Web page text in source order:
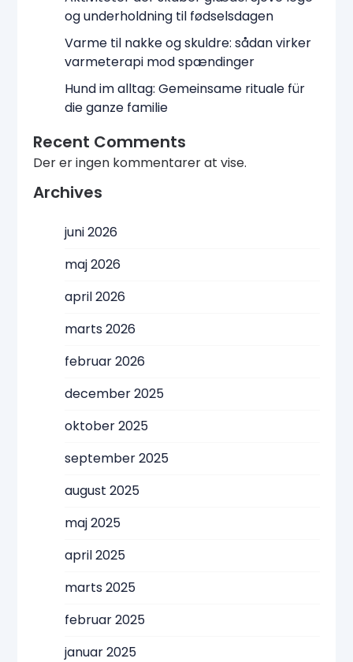
og underholdning til fødselsdagen
Varme til nakke og skuldre: sådan virker
varmeterapi mod spændinger
Hund im alltag: Gemeinsame rituale für
die ganze familie
Recent Comments
Der er ingen kommentarer at vise.
Archives
juni 2026
maj 2026
april 2026
marts 2026
februar 2026
december 2025
oktober 2025
september 2025
august 2025
maj 2025
april 2025
marts 2025
februar 2025
januar 2025